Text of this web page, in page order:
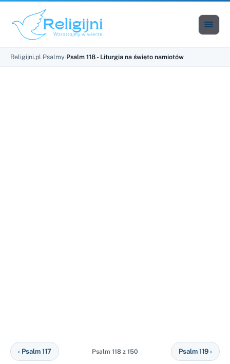

Religijni.pl›Psalmy›Psalm 118 - Liturgia na święto namiotów
‹ Psalm 117 Psalm 118 z 150 Psalm 119 ›